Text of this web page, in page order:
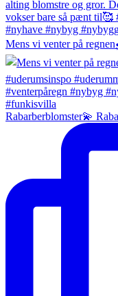
Mens vi venter på
Rabarberblomster💫